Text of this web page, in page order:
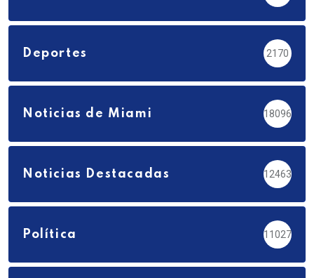
Deportes 2170
Noticias de Miami 18096
Noticias Destacadas 12463
Política 11027